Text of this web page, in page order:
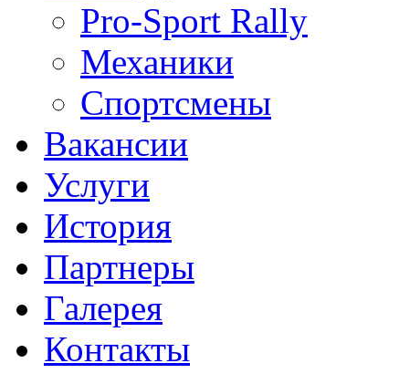
Pro-Sport Rally
Механики
Спортсмены
Вакансии
Услуги
История
Партнеры
Галерея
Контакты